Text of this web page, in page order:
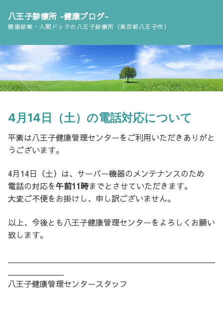
ン
ツ
へ
ス
キ
八王子診療所 -健康ブログ-
健康診断・人間ドックの八王子診療所（東京都八王子市）
4月14日（土）の電話対応について
平素は八王子健康管理センターをご利用いただきありがと
うございます。
4月14日（土）は、サーバー機器のメンテナンスのため
電話の対応を午前11時までとさせていただきます。
大変ご不便をお掛けし、申し訳ございません。
以上、今後とも八王子健康管理センターをよろしくお願い
致します。
八王子健康管理センタースタッフ